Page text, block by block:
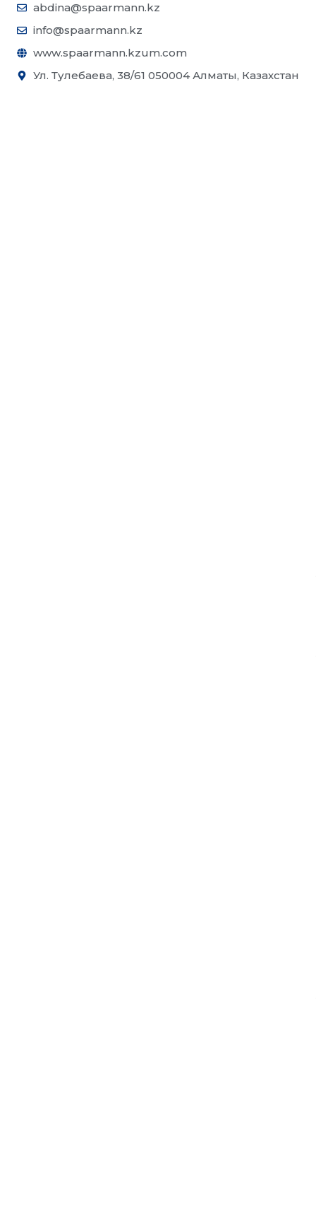
abdina@spaarmann.kz
info@spaarmann.kz
www.spaarmann.kzum.com
Ул. Тулебаева, 38/61 050004 Алматы, Казахстан